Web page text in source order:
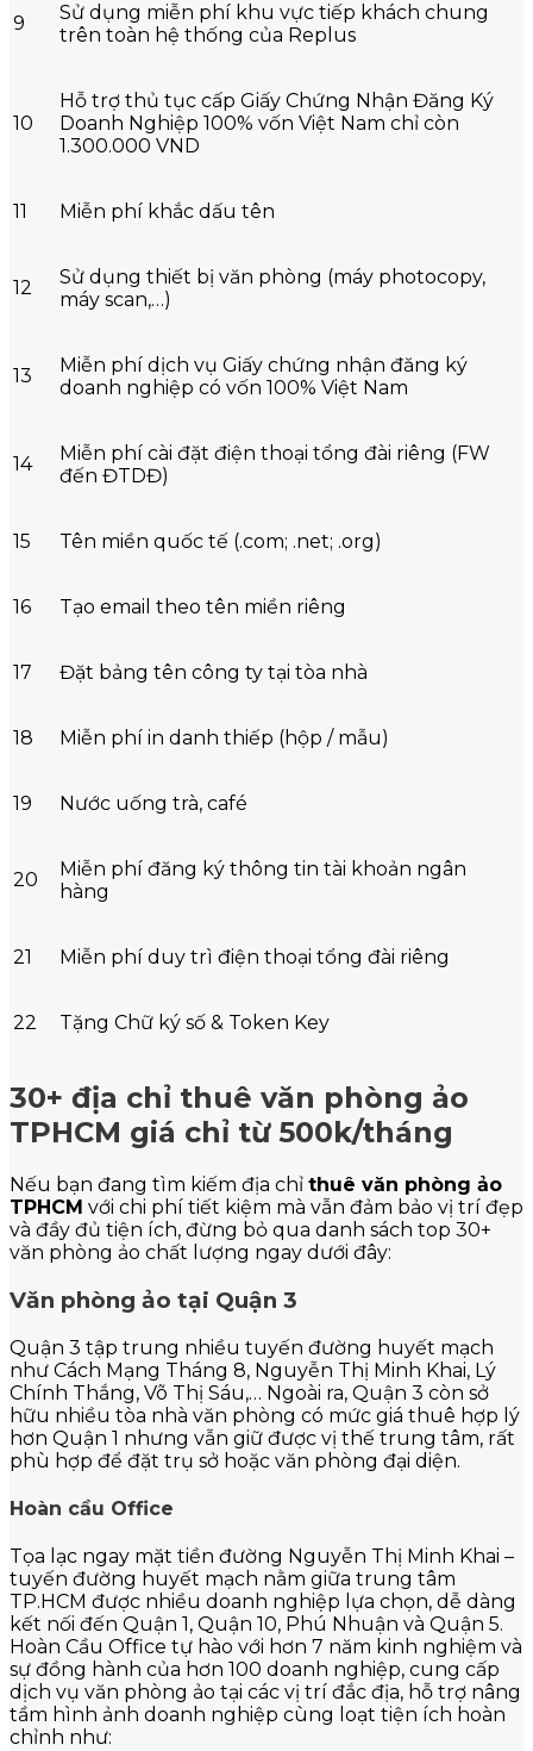
9
Sử dụng miễn phí khu vực tiếp khách chung
trên toàn hệ thống của Replus
10
Hỗ trợ thủ tục cấp Giấy Chứng Nhận Đăng Ký
Doanh Nghiệp 100% vốn Việt Nam chỉ còn
1.300.000 VND
11 Miễn phí khắc dấu tên
12
Sử dụng thiết bị văn phòng (máy photocopy,
máy scan,…)
13
Miễn phí dịch vụ Giấy chứng nhận đăng ký
doanh nghiệp có vốn 100% Việt Nam
14
Miễn phí cài đặt điện thoại tổng đài riêng (FW
đến ĐTDĐ)
15 Tên miền quốc tế (.com; .net; .org)
16 Tạo email theo tên miền riêng
17 Đặt bảng tên công ty tại tòa nhà
18 Miễn phí in danh thiếp (hộp / mẫu)
19 Nước uống trà, café
20
Miễn phí đăng ký thông tin tài khoản ngân
hàng
21 Miễn phí duy trì điện thoại tổng đài riêng
22 Tặng Chữ ký số & Token Key
30+ địa chỉ thuê văn phòng ảo
TPHCM giá chỉ từ 500k/tháng
Nếu bạn đang tìm kiếm địa chỉ thuê văn phòng ảo
TPHCM với chi phí tiết kiệm mà vẫn đảm bảo vị trí đẹp
và đầy đủ tiện ích, đừng bỏ qua danh sách top 30+
văn phòng ảo chất lượng ngay dưới đây:
Văn phòng ảo tại Quận 3
Quận 3 tập trung nhiều tuyến đường huyết mạch
như Cách Mạng Tháng 8, Nguyễn Thị Minh Khai, Lý
Chính Thắng, Võ Thị Sáu,… Ngoài ra, Quận 3 còn sở
hữu nhiều tòa nhà văn phòng có mức giá thuê hợp lý
hơn Quận 1 nhưng vẫn giữ được vị thế trung tâm, rất
phù hợp để đặt trụ sở hoặc văn phòng đại diện.
Hoàn cầu Office
Tọa lạc ngay mặt tiền đường Nguyễn Thị Minh Khai –
tuyến đường huyết mạch nằm giữa trung tâm
TP.HCM được nhiều doanh nghiệp lựa chọn, dễ dàng
kết nối đến Quận 1, Quận 10, Phú Nhuận và Quận 5.
Hoàn Cầu Office tự hào với hơn 7 năm kinh nghiệm và
sự đồng hành của hơn 100 doanh nghiệp, cung cấp
dịch vụ văn phòng ảo tại các vị trí đắc địa, hỗ trợ nâng
tầm hình ảnh doanh nghiệp cùng loạt tiện ích hoàn
chỉnh như: